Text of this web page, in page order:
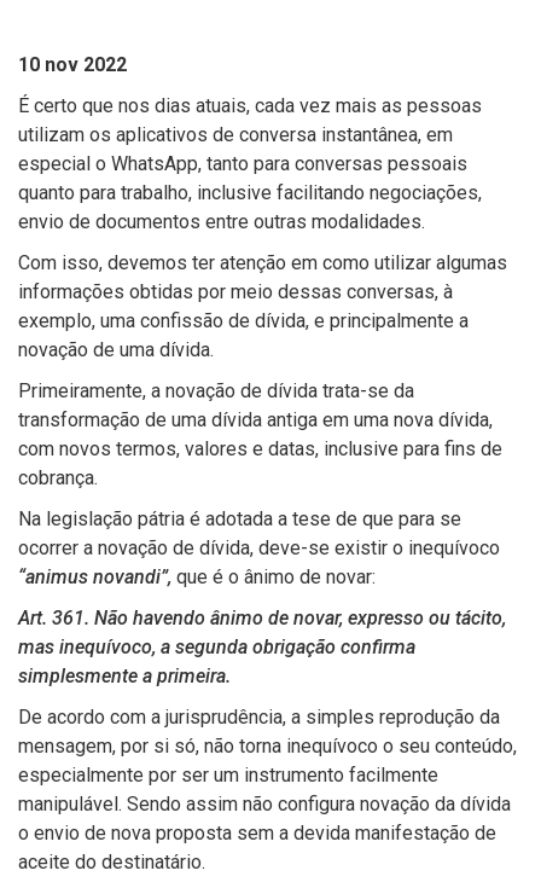
10 nov 2022
É certo que nos dias atuais, cada vez mais as pessoas
utilizam os aplicativos de conversa instantânea, em
especial o WhatsApp, tanto para conversas pessoais
quanto para trabalho, inclusive facilitando negociações,
envio de documentos entre outras modalidades.
Com isso, devemos ter atenção em como utilizar algumas
informações obtidas por meio dessas conversas, à
exemplo, uma confissão de dívida, e principalmente a
novação de uma dívida.
Primeiramente, a novação de dívida trata-se da
transformação de uma dívida antiga em uma nova dívida,
com novos termos, valores e datas, inclusive para fins de
cobrança.
Na legislação pátria é adotada a tese de que para se
ocorrer a novação de dívida, deve-se existir o inequívoco
“animus novandi”, que é o ânimo de novar:
Art. 361. Não havendo ânimo de novar, expresso ou tácito,
mas inequívoco, a segunda obrigação confirma
simplesmente a primeira.
De acordo com a jurisprudência, a simples reprodução da
mensagem, por si só, não torna inequívoco o seu conteúdo,
especialmente por ser um instrumento facilmente
manipulável. Sendo assim não configura novação da dívida
o envio de nova proposta sem a devida manifestação de
aceite do destinatário.